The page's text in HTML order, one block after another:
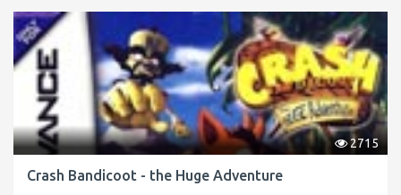
2715
Crash Bandicoot - the Huge Adventure